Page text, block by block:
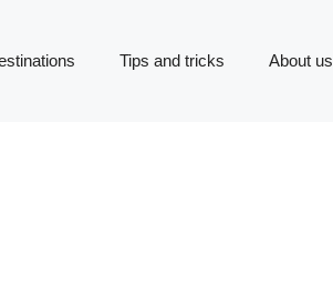
Tips and tricks About us